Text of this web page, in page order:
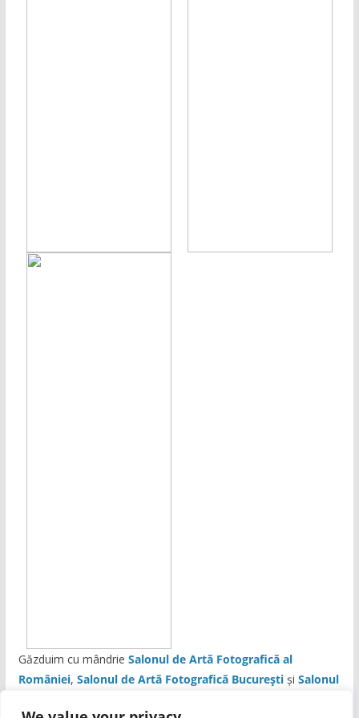
Găzduim cu mândrie Salonul de Artă Fotografică al
României, Salonul de Artă Fotografică Bucureștiși Salonul